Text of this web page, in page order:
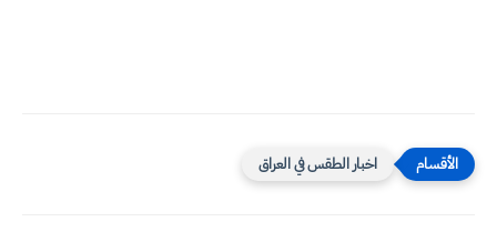
اخبار الطقس في العراق